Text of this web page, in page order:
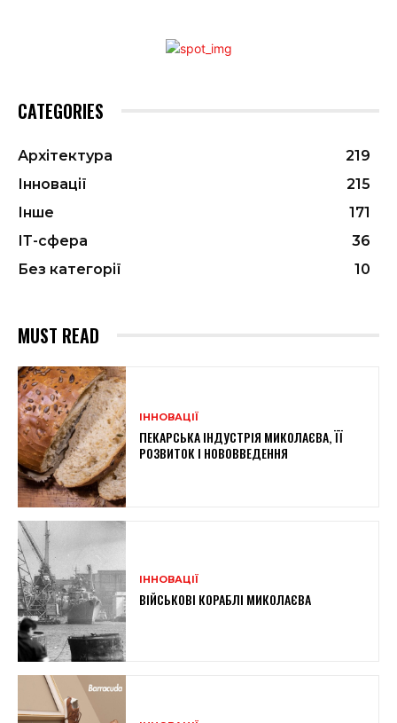
CATEGORIES
Архітектура
219
Інновації
215
Інше
171
ІТ-сфера
36
Без категорії
10
MUST READ
ІННОВАЦІЇ
ПЕКАРСЬКА ІНДУСТРІЯ МИКОЛАЄВА, ЇЇ
РОЗВИТОК І НОВОВВЕДЕННЯ
ІННОВАЦІЇ
ВІЙСЬКОВІ КОРАБЛІ МИКОЛАЄВА